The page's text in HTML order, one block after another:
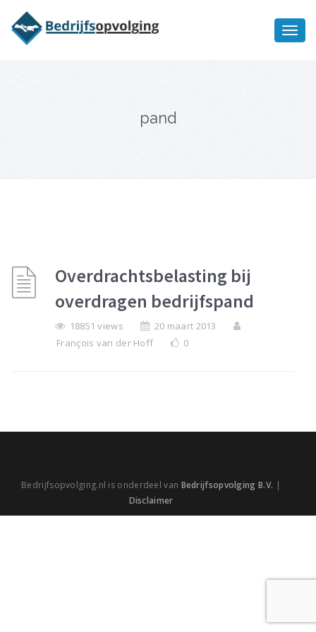
pand
Overdrachtsbelasting bij
overdragen bedrijfspand
18851 views
20 maart 2013
François van der Hoff
0
Bedrijfsopvolging.nl is onderdeel van Bedrijfsopvolging B.V. |
Disclaimer
bedrijfsopvolging voor fiscaal
juridisch advies
Ik wil meer informatie